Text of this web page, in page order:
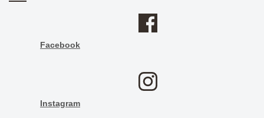
Facebook
Instagram